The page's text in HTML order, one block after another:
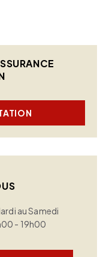
au Samedi
- 19h00